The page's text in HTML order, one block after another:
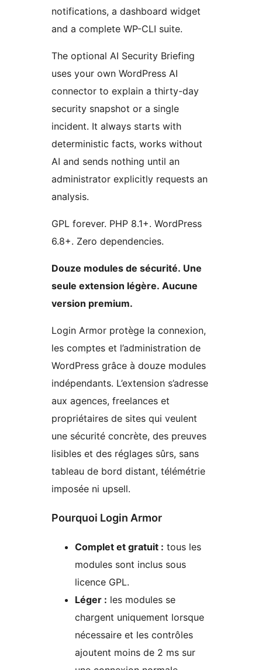
notifications, a dashboard widget
and a complete WP-CLI suite.
The optional AI Security Briefing
uses your own WordPress AI
connector to explain a thirty-day
security snapshot or a single
incident. It always starts with
deterministic facts, works without
AI and sends nothing until an
administrator explicitly requests an
analysis.
GPL forever. PHP 8.1+. WordPress
6.8+. Zero dependencies.
Douze modules de sécurité. Une
seule extension légère. Aucune
version premium.
Login Armor protège la connexion,
les comptes et l’administration de
WordPress grâce à douze modules
indépendants. L’extension s’adresse
aux agences, freelances et
propriétaires de sites qui veulent
une sécurité concrète, des preuves
lisibles et des réglages sûrs, sans
tableau de bord distant, télémétrie
imposée ni upsell.
Pourquoi Login Armor
Complet et gratuit : tous les
modules sont inclus sous
licence GPL.
Léger : les modules se
chargent uniquement lorsque
nécessaire et les contrôles
ajoutent moins de 2 ms sur